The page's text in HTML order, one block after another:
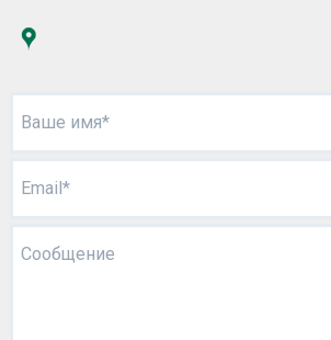
Ваше имя*
Email*
Сообщение